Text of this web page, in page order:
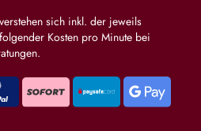
sich inkl. der jeweils
Kosten pro Minute bei